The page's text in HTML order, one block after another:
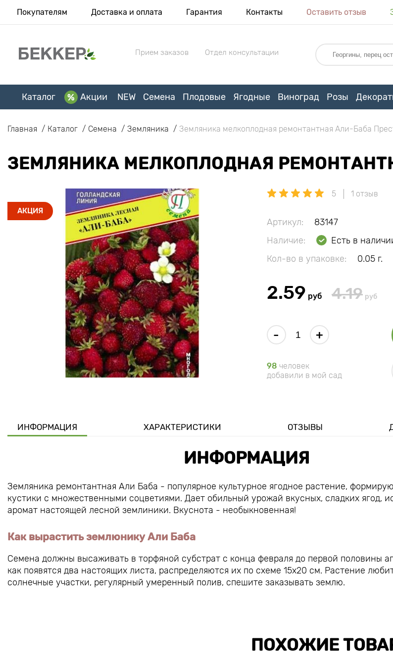
Покупателям Доставка и оплата Гарантия Контакты Оставить отзыв
Прием заказов Отдел консультации
Каталог Акции NEW Семена Плодовые Ягодные Виноград Розы
Главная Каталог Семена Земляника Земляника мелкоплодная ремонтантная Али-Баба
ЗЕМЛЯНИКА МЕЛКОПЛОДНАЯ
АКЦИЯ
5 1 отзыв
Артикул:
83147
Наличие:
Есть в
Кол-во в упаковке:
0.05 г.
2.59 руб 4.19 руб
- +
98 человек
добавили в мой сад
ИНФОРМАЦИЯ ХАРАКТЕРИСТИКИ ОТЗЫВЫ
ИНФОРМАЦИЯ
Земляника ремонтантная Али Баба - популярное культурное ягодное растение,
кустики с множественными соцветиями. Дает обильный урожай вкусных, сладких ягод,
аромат настоящей лесной землиники. Вкуснота - необыкновенная!
Как вырастить землюнику Али Баба
Семена должны высаживать в торфяной субстрат с конца февраля до первой половины
как появятся два настоящих листа, распределяются их по схеме 15х20 см. Растение
солнечные участки, регулярный умеренный полив, спешите заказывать землю.
ПОХОЖИЕ